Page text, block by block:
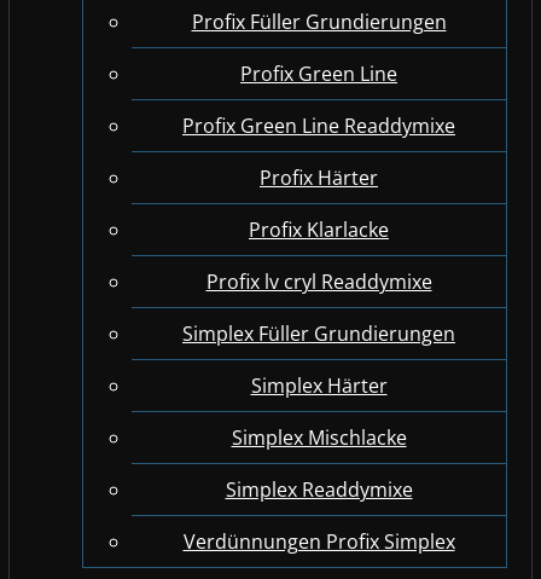
Profix Füller Grundierungen
Profix Green Line
Profix Green Line Readdymixe
Profix Härter
Profix Klarlacke
Profix lv cryl Readdymixe
Simplex Füller Grundierungen
Simplex Härter
Simplex Mischlacke
Simplex Readdymixe
Verdünnungen Profix Simplex